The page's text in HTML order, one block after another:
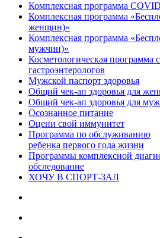
Комплексная программа
Комплексная программа
женщин)»
Комплексная программа
мужчин)»
Косметологическая программа
гастроэнтерологов
Мужской паспорт здоровья
Общий чек-ап здоровья для
Общий чек-ап здоровья для
Осознанное питание
Оцени свой иммунитет
Программа по обслуживанию
ребенка первого года жизни
Программы комплексной
обследование
ХОЧУ В CПОРТ-ЗАЛ